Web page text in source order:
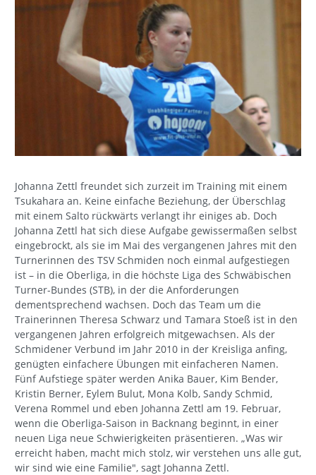
Johanna Zettl freundet sich zurzeit im Training mit einem
Tsukahara an. Keine einfache Beziehung, der Überschlag
mit einem Salto rückwärts verlangt ihr einiges ab. Doch
Johanna Zettl hat sich diese Aufgabe gewissermaßen selbst
eingebrockt, als sie im Mai des vergangenen Jahres mit den
Turnerinnen des TSV Schmiden noch einmal aufgestiegen
ist – in die Oberliga, in die höchste Liga des Schwäbischen
Turner-Bundes (STB), in der die Anforderungen
dementsprechend wachsen. Doch das Team um die
Trainerinnen Theresa Schwarz und Tamara Stoeß ist in den
vergangenen Jahren erfolgreich mitgewachsen. Als der
Schmidener Verbund im Jahr 2010 in der Kreisliga anfing,
genügten einfachere Übungen mit einfacheren Namen.
Fünf Aufstiege später werden Anika Bauer, Kim Bender,
Kristin Berner, Eylem Bulut, Mona Kolb, Sandy Schmid,
Verena Rommel und eben Johanna Zettl am 19. Februar,
wenn die Oberliga-Saison in Backnang beginnt, in einer
neuen Liga neue Schwierigkeiten präsentieren. „Was wir
erreicht haben, macht mich stolz, wir verstehen uns alle gut,
wir sind wie eine Familie", sagt Johanna Zettl.